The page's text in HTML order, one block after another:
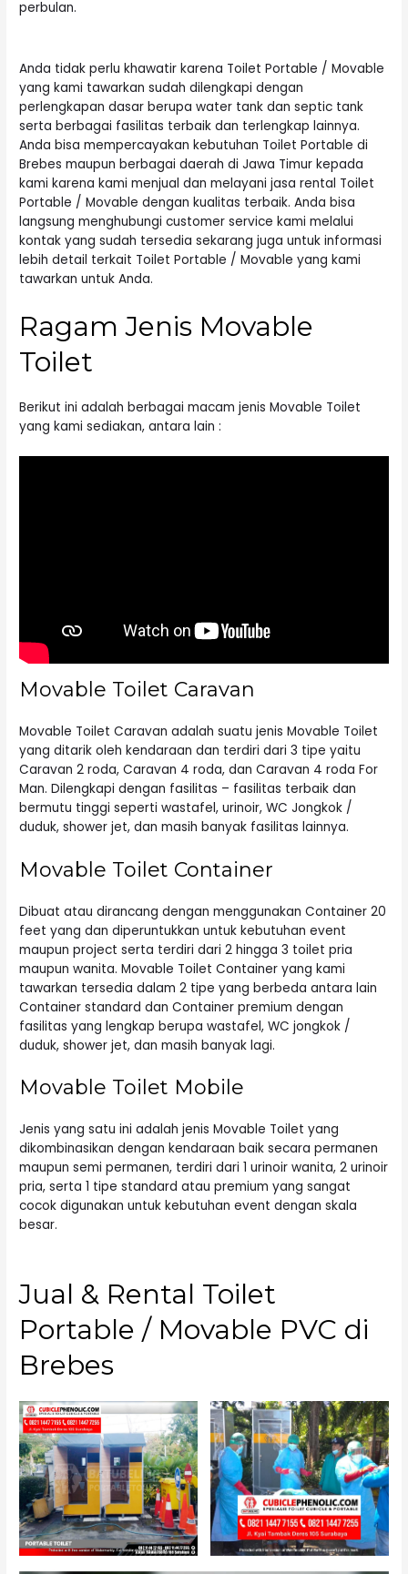
perbulan.
Anda tidak perlu khawatir karena Toilet Portable / Movable
yang kami tawarkan sudah dilengkapi dengan
perlengkapan dasar berupa water tank dan septic tank
serta berbagai fasilitas terbaik dan terlengkap lainnya.
Anda bisa mempercayakan kebutuhan Toilet Portable di
Brebes maupun berbagai daerah di Jawa Timur kepada
kami karena kami menjual dan melayani jasa rental Toilet
Portable / Movable dengan kualitas terbaik. Anda bisa
langsung menghubungi customer service kami melalui
kontak yang sudah tersedia sekarang juga untuk informasi
lebih detail terkait Toilet Portable / Movable yang kami
tawarkan untuk Anda.
Ragam Jenis Movable
Toilet
Berikut ini adalah berbagai macam jenis Movable Toilet
yang kami sediakan, antara lain :
Movable Toilet Caravan
Movable Toilet Caravan adalah suatu jenis Movable Toilet
yang ditarik oleh kendaraan dan terdiri dari 3 tipe yaitu
Caravan 2 roda, Caravan 4 roda, dan Caravan 4 roda For
Man. Dilengkapi dengan fasilitas – fasilitas terbaik dan
bermutu tinggi seperti wastafel, urinoir, WC Jongkok /
duduk, shower jet, dan masih banyak fasilitas lainnya.
Movable Toilet Container
Dibuat atau dirancang dengan menggunakan Container 20
feet yang dan diperuntukkan untuk kebutuhan event
maupun project serta terdiri dari 2 hingga 3 toilet pria
maupun wanita. Movable Toilet Container yang kami
tawarkan tersedia dalam 2 tipe yang berbeda antara lain
Container standard dan Container premium dengan
fasilitas yang lengkap berupa wastafel, WC jongkok /
duduk, shower jet, dan masih banyak lagi.
Movable Toilet Mobile
Jenis yang satu ini adalah jenis Movable Toilet yang
dikombinasikan dengan kendaraan baik secara permanen
maupun semi permanen, terdiri dari 1 urinoir wanita, 2 urinoir
pria, serta 1 tipe standard atau premium yang sangat
cocok digunakan untuk kebutuhan event dengan skala
besar.
Jual & Rental Toilet
Portable / Movable PVC di
Brebes